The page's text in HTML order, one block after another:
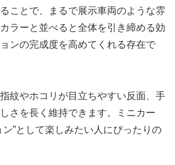
ことで、まるで展示車両のような雰
ラーと並べると全体を引き締める効
ンの完成度を高めてくれる存在で
紋やホコリが目立ちやすい反面、手
さを長く維持できます。ミニカー
ン”として楽しみたい人にぴったりの